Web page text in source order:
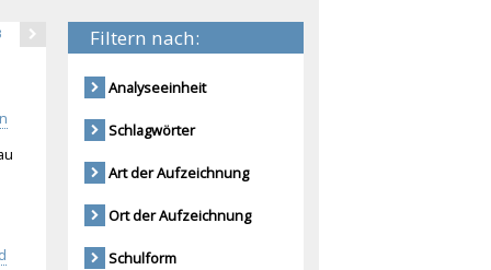
Filtern nach:
Analyseeinheit
Schlagwörter
Art der Aufzeichnung
Ort der Aufzeichnung
Schulform